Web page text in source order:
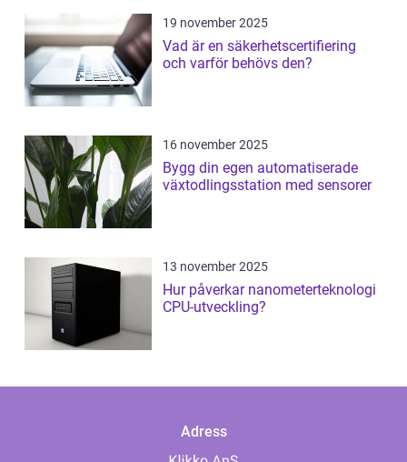
19 november 2025
Vad är en säkerhetscertifiering
och varför behövs den?
16 november 2025
Bygg din egen automatiserade
växtodlingsstation med sensorer
13 november 2025
Hur påverkar nanometerteknologi
CPU-utveckling?
Adress